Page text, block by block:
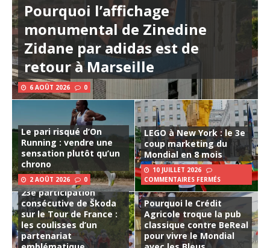
Pourquoi l’affichage
monumental de Zinedine
Zidane par adidas est de
retour à Marseille
6 AOÛT 2026 0
Le pari risqué d’On
Running : vendre une
sensation plutôt qu’un
chrono
2 AOÛT 2026 0
LEGO à New York : le 3e
coup marketing du
Mondial en 8 mois
10 JUILLET 2026
COMMENTAIRES FERMÉS
23e participation
consécutive de Škoda
sur le Tour de France :
les coulisses d’un
partenariat
Pourquoi le Crédit
Agricole troque la pub
classique contre BeReal
pour vivre le Mondial